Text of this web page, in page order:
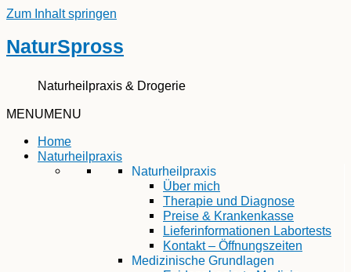
Zum Inhalt springen
NaturSpross
Naturheilpraxis & Drogerie
MENUMENU
Home
Naturheilpraxis
Naturheilpraxis
Über mich
Therapie und Diagnose
Preise & Krankenkasse
Lieferinformationen Labortests
Kontakt – Öffnungszeiten
Medizinische Grundlagen